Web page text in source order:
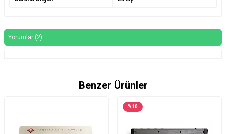
Yorumlar (2)
Benzer Ürünler
%10